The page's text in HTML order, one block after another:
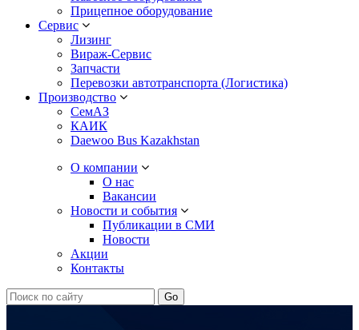
Прицепное оборудование
Сервис
Лизинг
Вираж-Сервис
Запчасти
Перевозки автотранспорта (Логистика)
Производство
СемАЗ
КАИК
Daewoo Bus Kazakhstan
О компании
О нас
Вакансии
Новости и события
Публикации в СМИ
Новости
Акции
Контакты